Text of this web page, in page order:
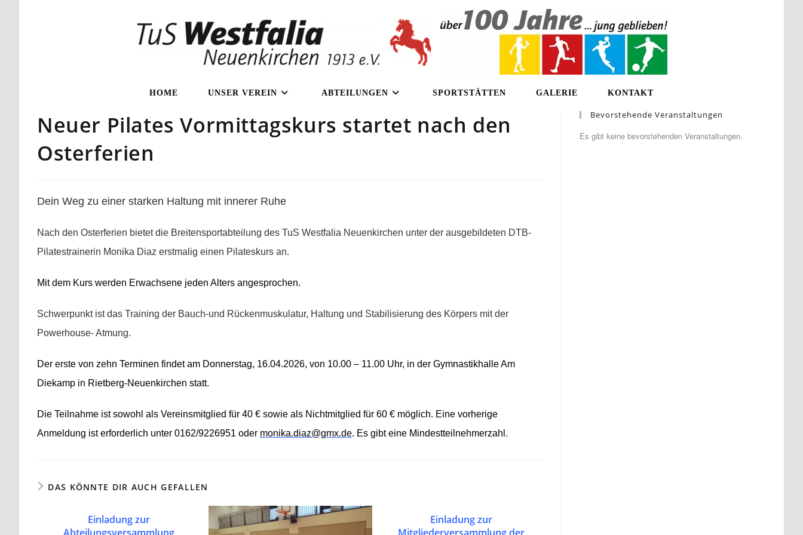
HOME UNSER VEREIN ABTEILUNGEN SPORTSTÄTTEN GALERIE KONTAKT
Neuer Pilates Vormittagskurs startet nach den
Osterferien
Dein Weg zu einer starken Haltung mit innerer Ruhe
Nach den Osterferien bietet die Breitensportabteilung des TuS Westfalia Neuenkirchen unter der ausgebildeten DTB-
Pilatestrainerin Monika Diaz erstmalig einen Pilateskurs an.
Mit dem Kurs werden Erwachsene jeden Alters angesprochen.
Schwerpunkt ist das Training der Bauch-und Rückenmuskulatur, Haltung und Stabilisierung des Körpers mit der
Powerhouse- Atmung.
Der erste von zehn Terminen findet am Donnerstag, 16.04.2026, von 10.00 – 11.00 Uhr, in der Gymnastikhalle Am
Diekamp in Rietberg-Neuenkirchen statt.
Die Teilnahme ist sowohl als Vereinsmitglied für 40 € sowie als Nichtmitglied für 60 € möglich. Eine vorherige
Anmeldung ist erforderlich unter 0162/9226951 oder monika.diaz@gmx.de. Es gibt eine Mindestteilnehmerzahl.
DAS KÖNNTE DIR AUCH GEFALLEN
Einladung zur
Einladung zur
Bevorstehende Veranstaltungen
Es gibt keine bevorstehenden Veranstaltungen.